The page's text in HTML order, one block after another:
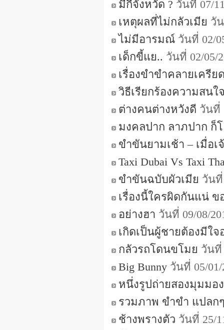
มีกี่จังหวัด ? วันที่ 07/
เหตุผลที่ไม่กลัวเมีย วั
ไม่มีอารมณ์ วันที่ 02/
เด็กขี้แย.. วันที่ 02/05/
เรื่องขำขำคลายเครีย
วิธีเรียกร้องความสนใ
ต่างคนต่างหวังดี วันที่
มงคลปาก ลาภปาก ก็
ขำขันยามเช้า – เมื่อเ
Taxi Dubai Vs Taxi
ขำขันฉบับผัวเมีย วันที่
เรื่องนี้ใครผิดกันแน่
อย่างฮา วันที่ 09/08/
เกิดเป็นผู้ชายต้องมีใ
กลัวรถโดนขโมย วันที่
Big Bunny วันที่ 05/
หนึ่งรูปถ่ายสองมุมมอง
รวมภาพ ขําขํา แปลก
ช้างพรางตัว วันที่ 25/